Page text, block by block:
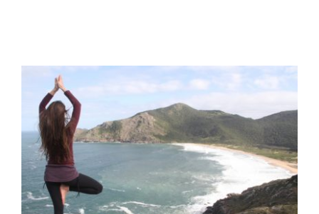
Test, lélek és szellem
kapcsolata
Egészségtervezés